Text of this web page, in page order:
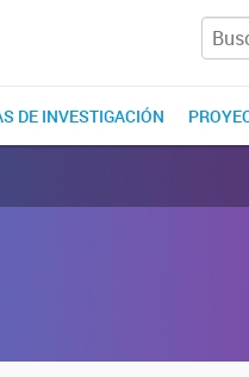
DE INVESTIGACIÓN